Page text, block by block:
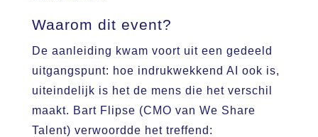
Waarom dit event?
De aanleiding kwam voort uit een gedeeld
uitgangspunt: hoe indrukwekkend AI ook is,
uiteindelijk is het de mens die het verschil
maakt. Bart Flipse (CMO van We Share
Talent) verwoordde het treffend: